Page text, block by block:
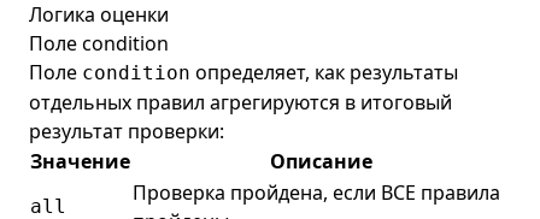
Логика оценки
Поле condition
Поле condition определяет, как результаты
отдельных правил агрегируются в итоговый
результат проверки:
Значение
Описание
all
Проверка пройдена, если ВСЕ правила